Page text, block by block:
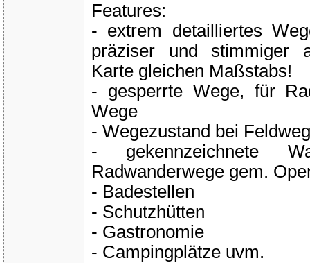
Features:
- extrem detailliertes
präziser und stimmiger
Karte gleichen Maßstabs!
- gesperrte Wege, für
Wege
- Wegezustand bei
- gekennzeichnete
Radwanderwege gem.
- Badestellen
- Schutzhütten
- Gastronomie
- Campingplätze uvm.